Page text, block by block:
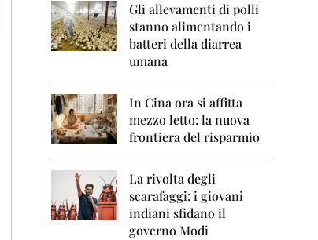
Gli allevamenti di polli
stanno alimentando i
batteri della diarrea
umana
In Cina ora si affitta
mezzo letto: la nuova
frontiera del risparmio
La rivolta degli
scarafaggi: i giovani
indiani sfidano il
governo Modi